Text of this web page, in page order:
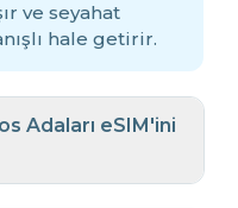
ve seyahat
hale getirir.
Adaları eSIM'ini